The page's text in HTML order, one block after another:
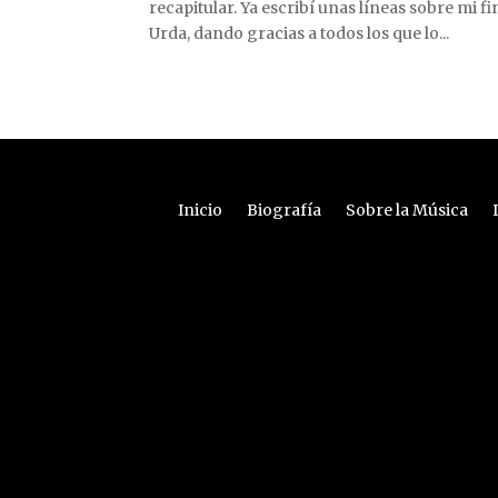
recapitular. Ya escribí unas líneas sobre mi
Urda, dando gracias a todos los que lo...
Inicio Biografía Sobre la Música